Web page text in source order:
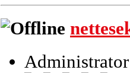
Administrator